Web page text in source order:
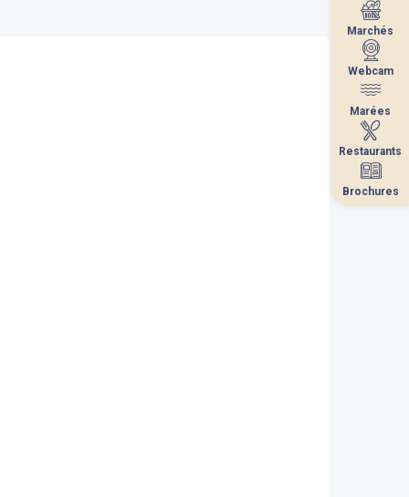
Marchés
Webcam
Marées
Restaurants
Brochures